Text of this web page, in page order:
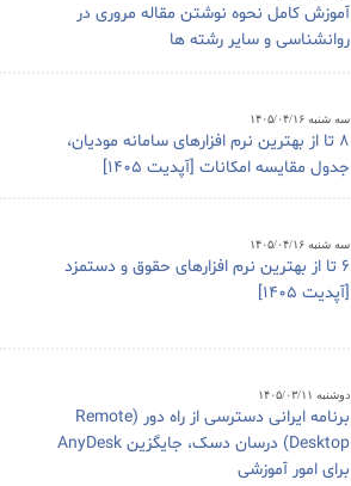
آموزش کامل نحوه نوشتن مقاله مروری در
روانشناسی و سایر رشته ها
سه شنبه ۱۴۰۵/۰۴/۱۶
8 تا از بهترین نرم افزارهای سامانه مودیان،
جدول مقایسه امکانات [آپدیت 1405]
سه شنبه ۱۴۰۵/۰۴/۱۶
6 تا از بهترین نرم افزارهای حقوق و دستمزد
[آپدیت 1405]
دوشنبه ۱۴۰۵/۰۳/۱۱
برنامه ایرانی دسترسی از راه دور (Remote
Desktop) درسان دسک، جایگزین AnyDesk
برای امور آموزشی